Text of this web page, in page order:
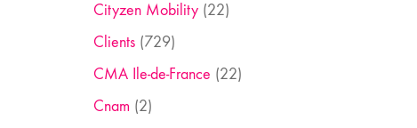
Cityzen Mobility(22)
Clients(729)
CMA Ile-de-France (22)
Cnam (2)